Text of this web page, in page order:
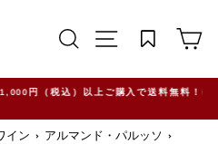
サイトを検索する
TRANSLATION
入で送料無料！※一部地域除く
イン アルマンド・パルッソ